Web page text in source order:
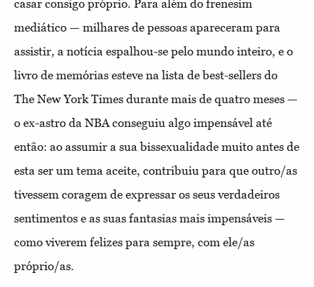
casar consigo próprio. Para além do frenesim
mediático — milhares de pessoas apareceram para
assistir, a notícia espalhou-se pelo mundo inteiro, e o
livro de memórias esteve na lista de best-sellers do
The New York Times durante mais de quatro meses —
o ex-astro da NBA conseguiu algo impensável até
então: ao assumir a sua bissexualidade muito antes de
esta ser um tema aceite, contribuiu para que outro/as
tivessem coragem de expressar os seus verdadeiros
sentimentos e as suas fantasias mais impensáveis —
como viverem felizes para sempre, com ele/as
próprio/as.